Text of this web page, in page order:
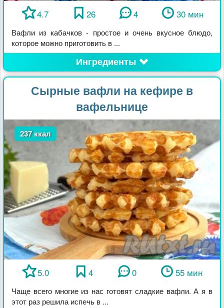
4.7 26 4 30 мин
Вафли из кабачков - простое и очень вкусное блюдо,
которое можно приготовить в ...
Ингредиенты
Сырные вафли на кефире в
вафельнице
237 ккал
5.0 4 0 55 мин
Чаще всего многие из нас готовят сладкие вафли. А я в
этот раз решила испечь в ...